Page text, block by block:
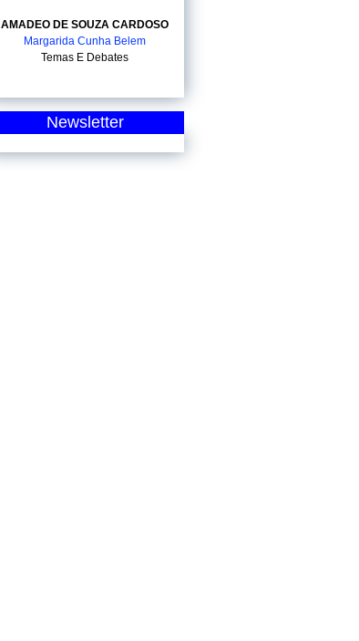
AMADEO DE SOUZA CARDOSO
Margarida Cunha Belem
Temas E Debates
Newsletter